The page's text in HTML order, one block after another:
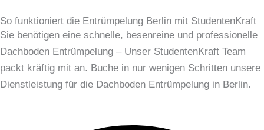
So funktioniert die Entrümpelung Berlin mit StudentenKraft
Sie benötigen eine schnelle, besenreine und professionelle
Dachboden Entrümpelung – Unser StudentenKraft Team
packt kräftig mit an. Buche in nur wenigen Schritten unsere
Dienstleistung für die Dachboden Entrümpelung in Berlin.